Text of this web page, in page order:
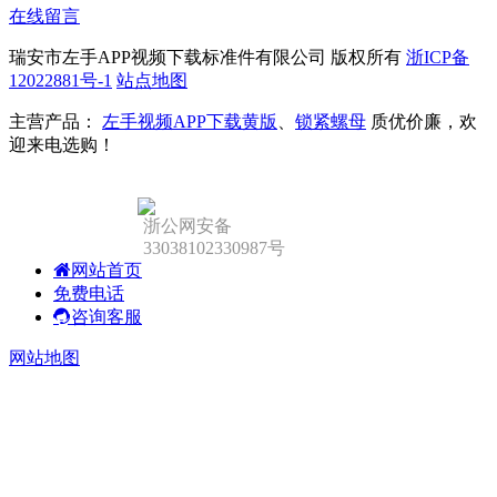
在线留言
瑞安市左手APP视频下载标准件有限公司 版权所有 浙ICP备
12022881号-1 站点地图
主营产品： 左手视频APP下载黄版 锁紧螺母 质优价廉，欢
迎来电选购！
浙公网安备
33038102330987号
网站首页
免费电话
咨询客服
网站地图